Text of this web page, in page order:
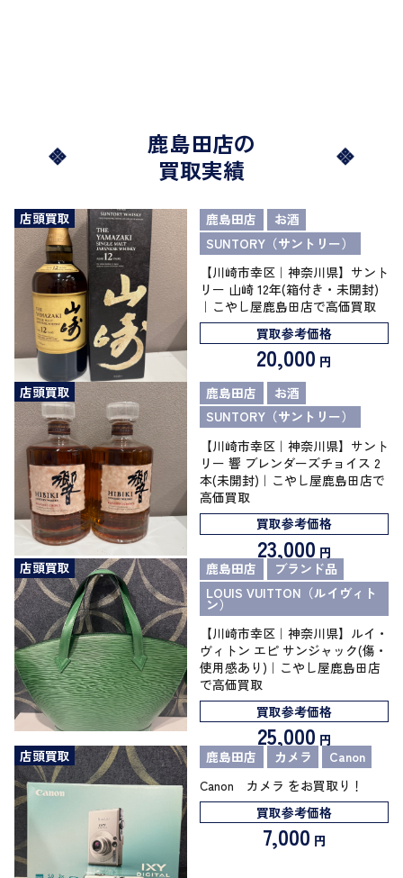
鹿島田店の
買取実績
店頭買取 鹿島田店
お酒
SUNTORY（サントリー）
【川崎市幸区｜神奈川県】サント
リー 山崎 12年(箱付き・未開封)
｜こやし屋鹿島田店で高価買取
買取参考価格
20,000 円
店頭買取
鹿島田店
お酒
SUNTORY（サントリー）
【川崎市幸区｜神奈川県】サント
リー 響 ブレンダーズチョイス 2
本(未開封)｜こやし屋鹿島田店で
高価買取
買取参考価格
23,000 円
店頭買取
鹿島田店
ブランド品
LOUIS VUITTON（ルイヴィト
ン）
【川崎市幸区｜神奈川県】ルイ・
ヴィトン エピ サンジャック(傷・
使用感あり)｜こやし屋鹿島田店
で高価買取
買取参考価格
25,000 円
店頭買取
鹿島田店 カメラ
Canon
Canon カメラ をお買取り！
買取参考価格
7,000 円